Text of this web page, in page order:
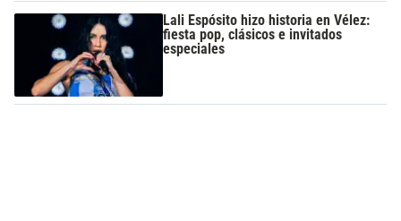
Lali Espósito hizo historia en Vélez:
fiesta pop, clásicos e invitados
especiales